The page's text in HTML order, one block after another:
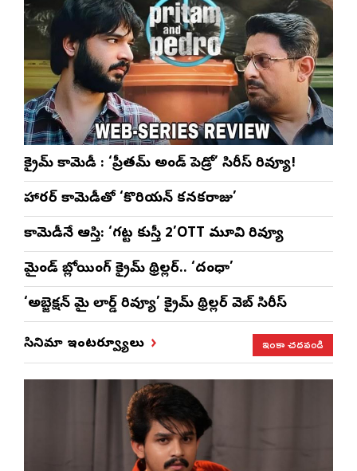
క్రైమ్ కామెడీ : ‘ప్రీతమ్ అండ్ పెడ్రో’ సిరీస్ రివ్యూ!
హారర్ కామెడీతో ‘కొరియన్ కనకరాజు’
కామెడీనే ఆస్తి: ‘గట్ట కుస్తీ 2’OTT మూవి రివ్యూ
మైండ్ బ్లోయింగ్ క్రైమ్ థ్రిల్లర్.. ‘దంధా’
‘అబ్జెక్ష‌న్ మై లార్డ్ రివ్యూ’ క్రైమ్ థ్రిల్ల‌ర్ వెబ్ సిరీస్
సినిమా ఇంటర్వ్యూలు ఇంకా చదవండి